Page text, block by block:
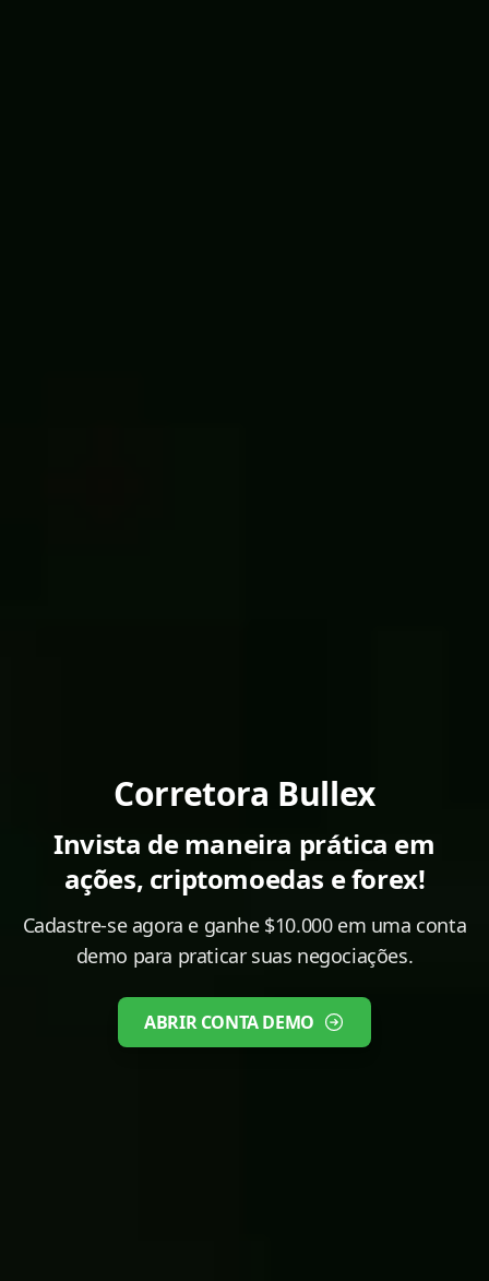
Corretora Bullex
Invista de maneira prática em
ações, criptomoedas e forex!
Cadastre-se agora e ganhe $10.000 em uma conta
demo para praticar suas negociações.
ABRIR CONTA DEMO